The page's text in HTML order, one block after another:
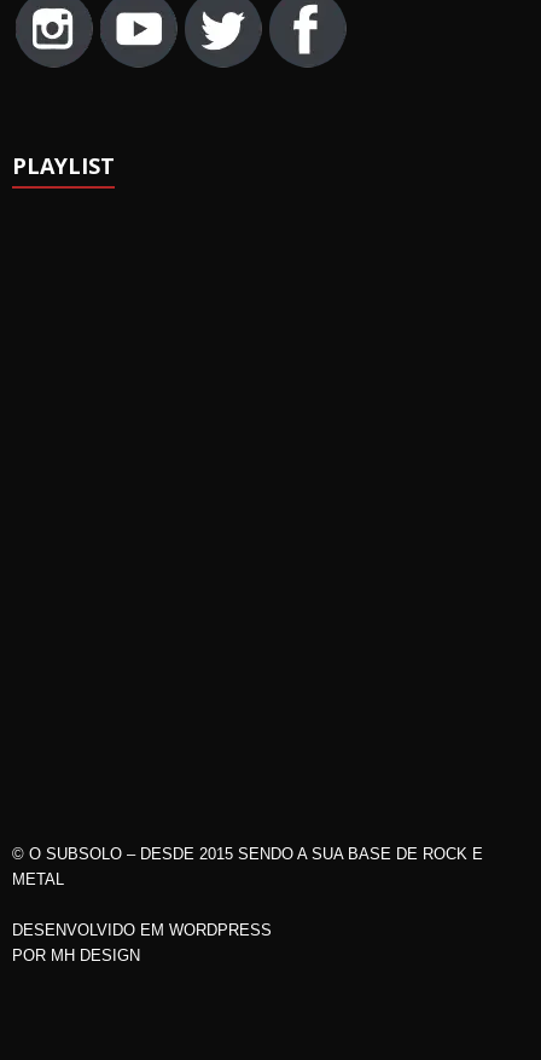
PLAYLIST
© O SUBSOLO – DESDE 2015 SENDO A SUA BASE DE ROCK E
METAL
DESENVOLVIDO EM WORDPRESS
POR MH DESIGN